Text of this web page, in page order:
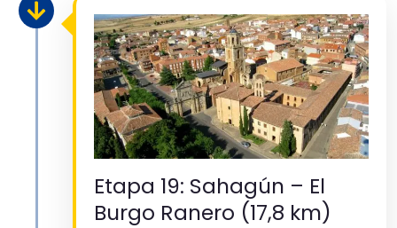
Etapa 19: Sahagún – El
Burgo Ranero (17,8 km)